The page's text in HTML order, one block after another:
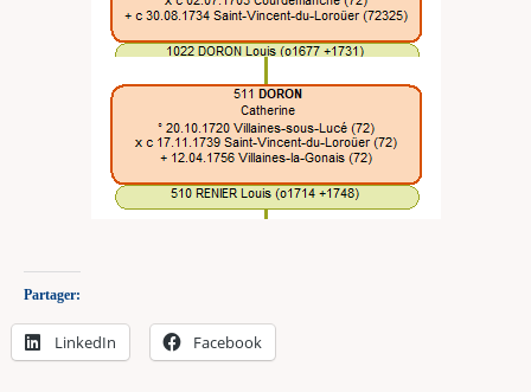
Partager:
LinkedIn Facebook